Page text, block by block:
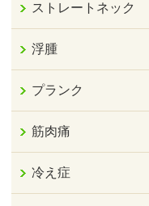
ストレートネック
浮腫
プランク
筋肉痛
冷え症